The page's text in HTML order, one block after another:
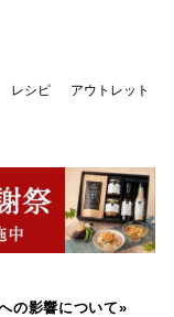
レシピ アウトレット
の影響について»